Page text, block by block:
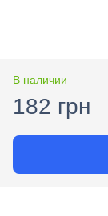
В наличии
182 грн